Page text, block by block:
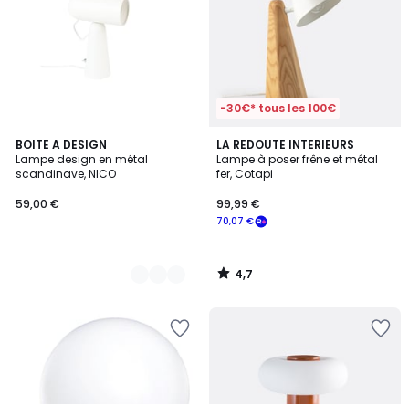
BOITE A DESIGN
Lampe design en métal
scandinave, NICO
59,00 €
2
Couleurs
-30€* tous les 100€
LA REDOUTE INTERIEURS
Lampe à poser frêne et métal
fer, Cotapi
70,07 €
99,99 €
4,7
/ 5
4,7
/